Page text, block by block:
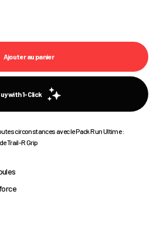
Ajouter au panier
circonstances avec le Pack Run Ultime :
Trail-R Grip